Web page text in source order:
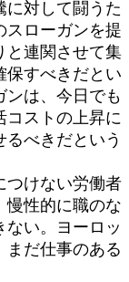
対して闘うた
スローガンを提
と連関させて集
保すべきだとい
ンは、今日でも
コストの上昇に
べきだという
けない労働者
慢性的に職のな
ない。ヨーロッ
まだ仕事のある